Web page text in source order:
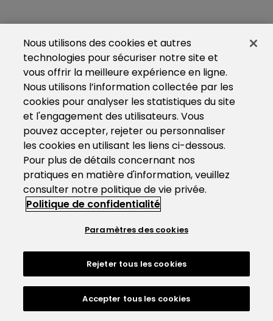
Nous utilisons des cookies et autres
technologies pour sécuriser notre site et
vous offrir la meilleure expérience en ligne.
Nous utilisons l’information collectée par les
cookies pour analyser les statistiques du site
et l'engagement des utilisateurs. Vous
pouvez accepter, rejeter ou personnaliser
les cookies en utilisant les liens ci-dessous.
Pour plus de détails concernant nos
pratiques en matière d'information, veuillez
consulter notre politique de vie privée.
Politique de confidentialité
Paramètres des cookies
Rejeter tous les cookies
Accepter tous les cookies